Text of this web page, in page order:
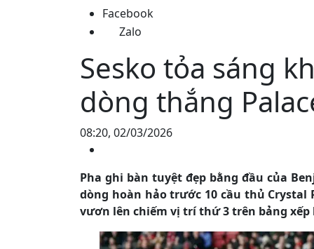
Facebook
Zalo
Sesko tỏa sáng
dòng thắng
08:20, 02/03/2026
Pha ghi bàn tuyệt đẹp bằng đầu của
dòng hoàn hảo trước 10 cầu thủ Crystal
vươn lên chiếm vị trí thứ 3 trên bảng xếp